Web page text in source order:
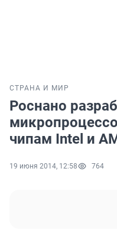
СТРАНА И МИР
Роснано
чипам Intel и
19 июня 2014, 12:58 764